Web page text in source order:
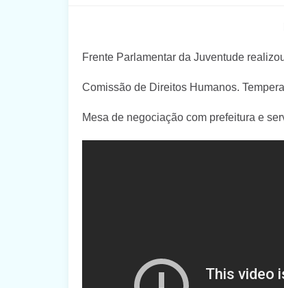
Frente Parlamentar da Juventude
Comissão de Direitos Humanos.
Mesa de negociação com prefeitura e